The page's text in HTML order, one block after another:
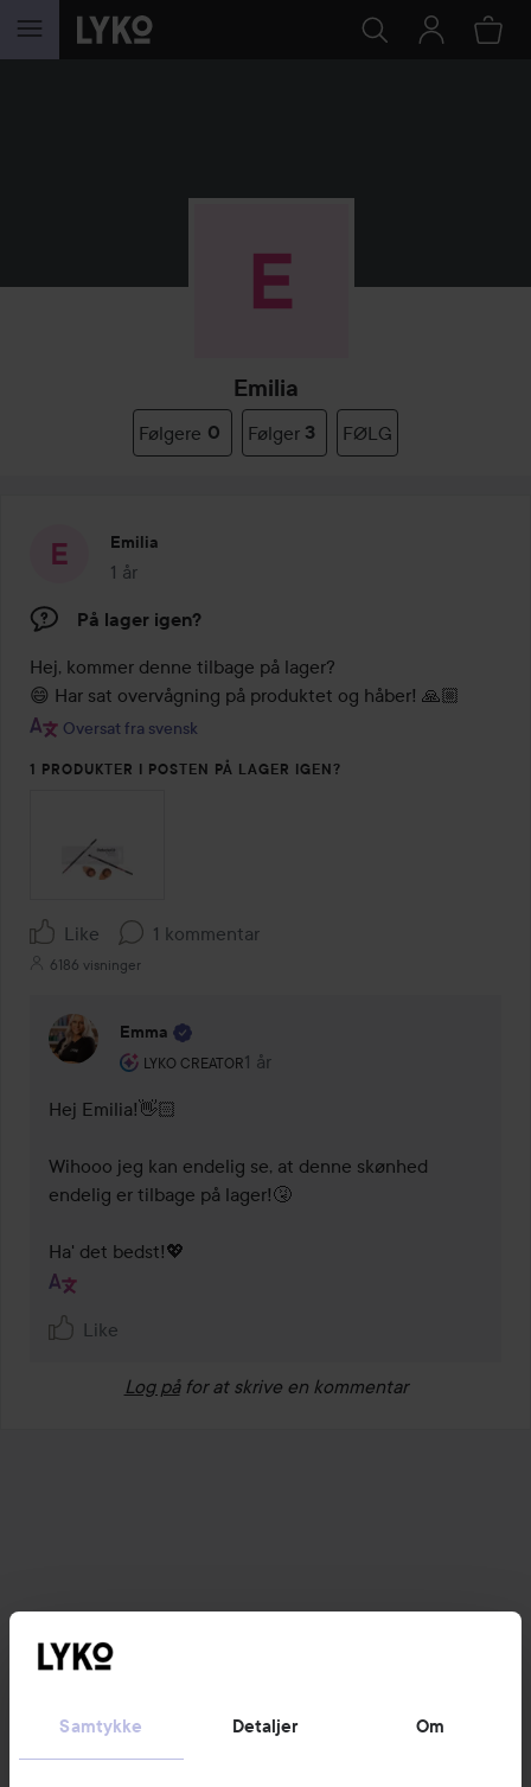
Samtykke Detaljer Om
GÅ TIL INDHOLD
Emilia
Følgere 0 Følger 3 FØLG
Emilia
1 år
Posten blev oprettet 1 år
På lager igen?
Hej, kommer denne tilbage på lager?
😄 Har sat overvågning på produktet og håber! 🙏🏼
Oversat fra svensk
1 PRODUKTER I POSTEN PÅ LAGER IGEN?
Like 1 kommentar
6186 visninger
Emma
LYKO CREATOR
Brugerens rolle: Lyko Creator.
1 år
Kommentaren lades 1 år
Hej Emilia!👋🏻
Wihooo jeg kan endelig se, at denne skønhed
endelig er tilbage på lager!🤧
Ha' det bedst!💖
Like
Log på for at skrive en kommentar